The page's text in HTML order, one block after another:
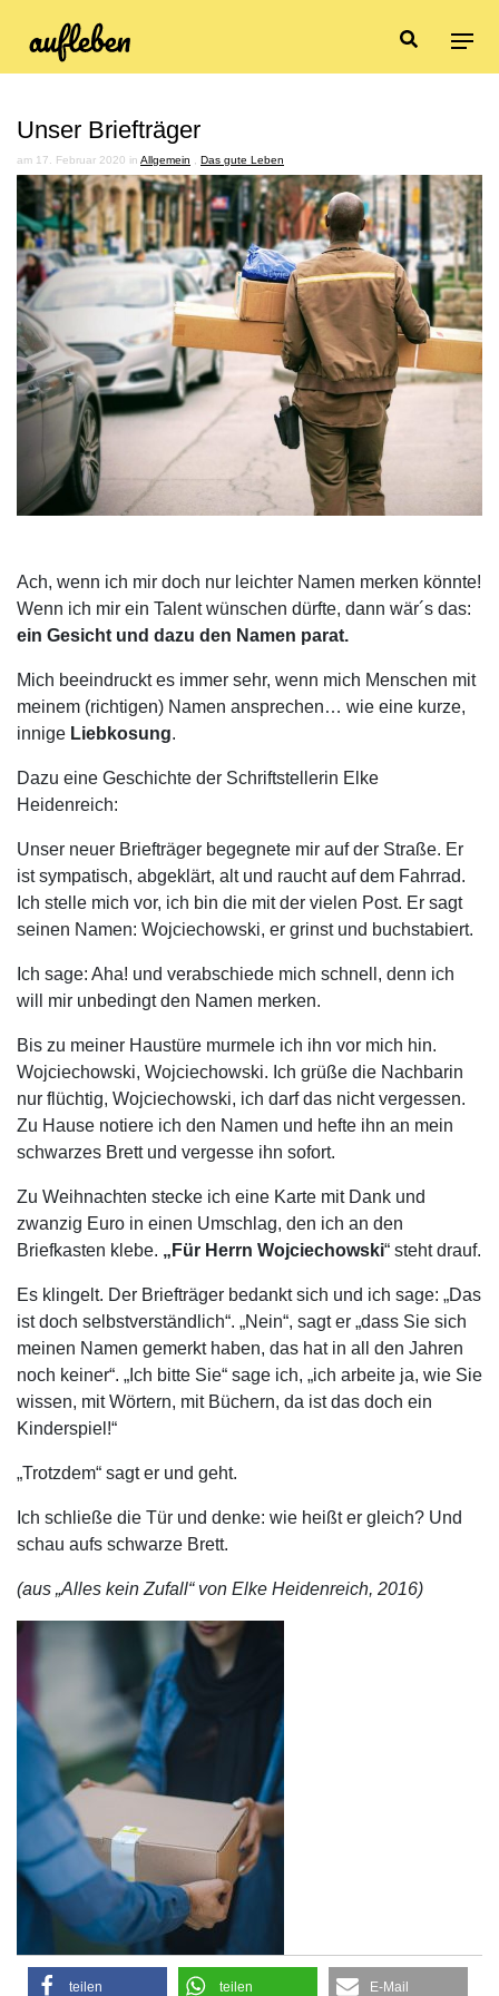
Unser Briefträger
am 17. Februar 2020 in Allgemein , Das gute Leben
Ach, wenn ich mir doch nur leichter Namen merken könnte!
Wenn ich mir ein Talent wünschen dürfte, dann wär´s das:
ein Gesicht und dazu den Namen parat.
Mich beeindruckt es immer sehr, wenn mich Menschen mit
meinem (richtigen) Namen ansprechen… wie eine kurze,
innige Liebkosung.
Dazu eine Geschichte der Schriftstellerin Elke
Heidenreich:
Unser neuer Briefträger begegnete mir auf der Straße. Er
ist sympatisch, abgeklärt, alt und raucht auf dem Fahrrad.
Ich stelle mich vor, ich bin die mit der vielen Post. Er sagt
seinen Namen: Wojciechowski, er grinst und buchstabiert.
Ich sage: Aha! und verabschiede mich schnell, denn ich
will mir unbedingt den Namen merken.
Bis zu meiner Haustüre murmele ich ihn vor mich hin.
Wojciechowski, Wojciechowski. Ich grüße die Nachbarin
nur flüchtig, Wojciechowski, ich darf das nicht vergessen.
Zu Hause notiere ich den Namen und hefte ihn an mein
schwarzes Brett und vergesse ihn sofort.
Zu Weihnachten stecke ich eine Karte mit Dank und
zwanzig Euro in einen Umschlag, den ich an den
Briefkasten klebe. „Für Herrn Wojciechowski“ steht drauf.
Es klingelt. Der Briefträger bedankt sich und ich sage: „Das
ist doch selbstverständlich“. „Nein“, sagt er „dass Sie sich
meinen Namen gemerkt haben, das hat in all den Jahren
noch keiner“. „Ich bitte Sie“ sage ich, „ich arbeite ja, wie Sie
wissen, mit Wörtern, mit Büchern, da ist das doch ein
Kinderspiel!“
„Trotzdem“ sagt er und geht.
Ich schließe die Tür und denke: wie heißt er gleich? Und
schau aufs schwarze Brett.
(aus „Alles kein Zufall“ von Elke Heidenreich, 2016)
teilen teilen E-Mail